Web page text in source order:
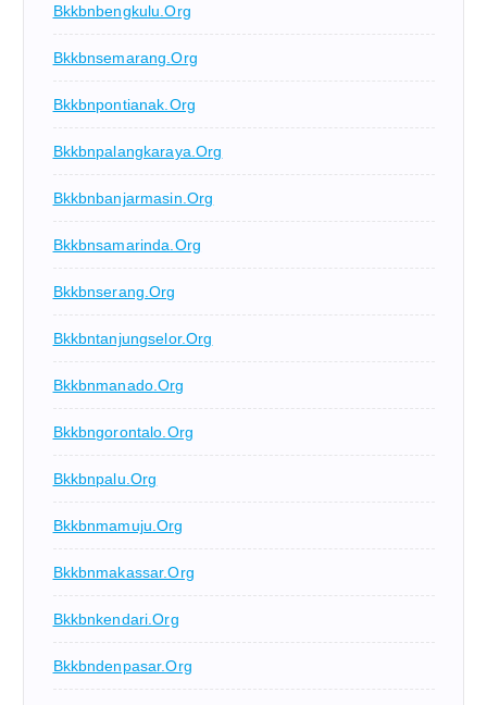
Bkkbnbengkulu.org
Bkkbnsemarang.org
Bkkbnpontianak.org
Bkkbnpalangkaraya.org
Bkkbnbanjarmasin.org
Bkkbnsamarinda.org
Bkkbnserang.org
Bkkbntanjungselor.org
Bkkbnmanado.org
Bkkbngorontalo.org
Bkkbnpalu.org
Bkkbnmamuju.org
Bkkbnmakassar.org
Bkkbnkendari.org
Bkkbndenpasar.org